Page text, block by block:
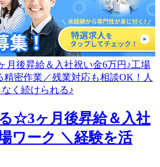
☆3ヶ月後昇給＆入社
ワーク ＼経験を活